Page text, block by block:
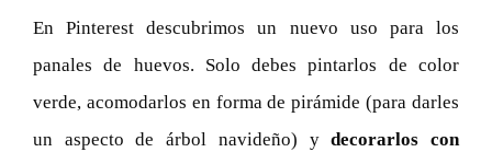
En Pinterest descubrimos un nuevo uso para los
panales de huevos. Solo debes pintarlos de color
verde, acomodarlos en forma de pirámide (para darles
un aspecto de árbol navideño) ydecorarlos con